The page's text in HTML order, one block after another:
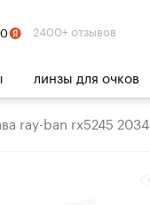
2400+ отзывов
линзы для очков
ray-ban rx5245 2034